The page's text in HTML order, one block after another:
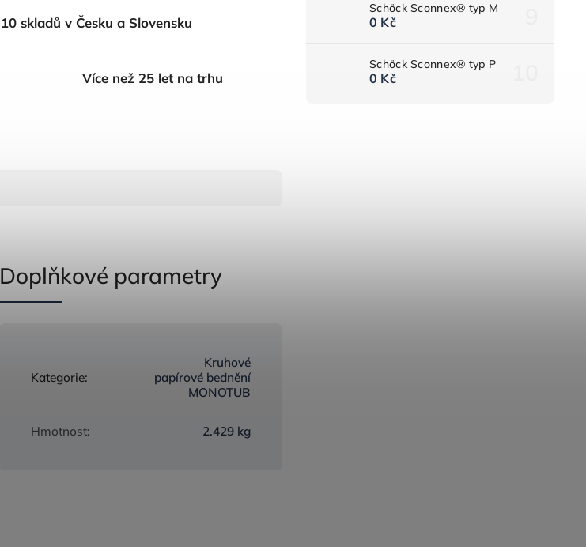
Schöck Sconnex® typ M
0 Kč
Schöck Sconnex® typ P
0 Kč
10 skladů v Česku a Slovensku
Více než 25 let na trhu
Doplňkové parametry
Kategorie:
Kruhové
papírové bednění
MONOTUB
Hmotnost: 2.429 kg